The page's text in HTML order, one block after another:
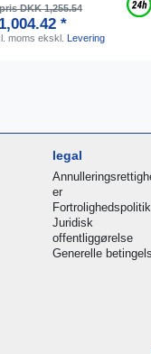
DKK 1,255.54
*
moms ekskl. Levering
legal
er
Fortrolighedspolitik
Juridisk
offentliggørelse
Generelle